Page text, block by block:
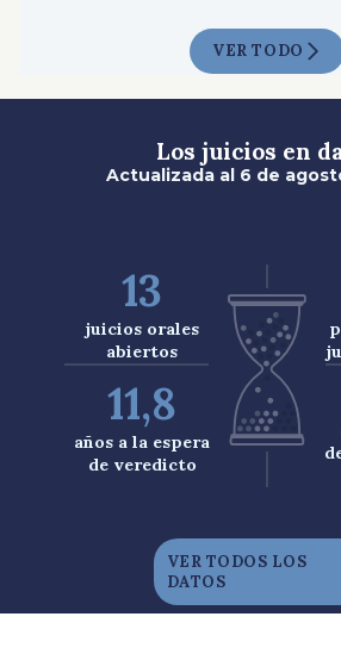
VER TODO
Los juicios en
Actualizada al 6 de
13
juicios orales
abiertos
11,8
años a la espera
de veredicto
VER TODOS LOS
DATOS